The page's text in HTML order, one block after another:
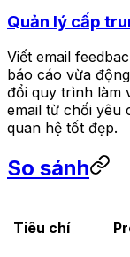
Quản lý cấp
Viết email
báo cáo vừa
đổi quy trình làm
email từ chối yêu
quan hệ tốt đẹp.
So sánh
Tiêu chí